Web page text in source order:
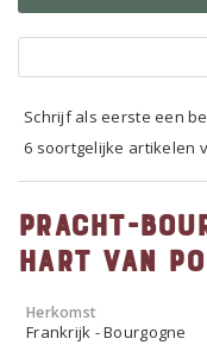
Schrijf als eerste een
6 soortgelijke artikelen
Pracht-
hart van
Herkomst
Frankrijk - Bourgogne